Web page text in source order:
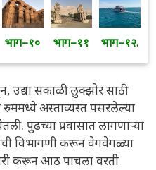
भाग–१० भाग–११ भाग–१२.
उद्या सकाळी लुक्झोर साठी
रुममध्ये अस्ताव्यस्त पसरलेल्या
पुढच्या प्रवासात लागणाऱ्या
विभागणी करून वेगवेगळ्या
करून आठ पाचला वरती